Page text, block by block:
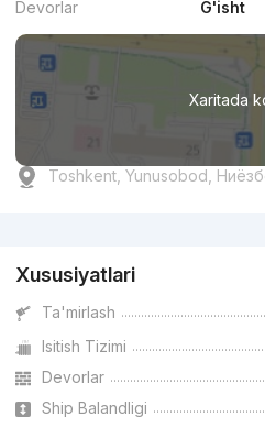
Topshirildi 2025,Shinam
TJ «Shinam»
+998 (99)
Topshirildi 2021,Bekole
TJ «Grand Akkurgan
Devorlar
G'isht
Xaritada
Toshkent, Yunusobod,
Xususiyatlari
Ta'mirlash
Isitish Tizimi
Devorlar
Ship Balandligi